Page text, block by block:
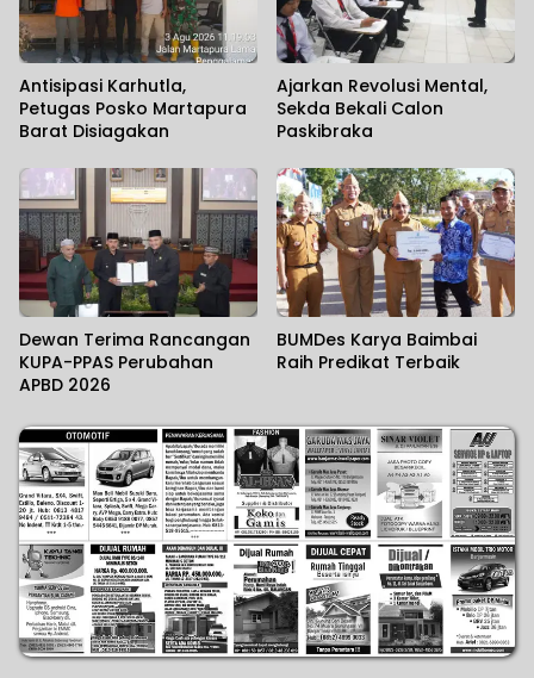
Antisipasi Karhutla,
Petugas Posko Martapura
Barat Disiagakan
Ajarkan Revolusi Mental,
Sekda Bekali Calon
Paskibraka
Dewan Terima Rancangan
KUPA-PPAS Perubahan
APBD 2026
BUMDes Karya Baimbai
Raih Predikat Terbaik